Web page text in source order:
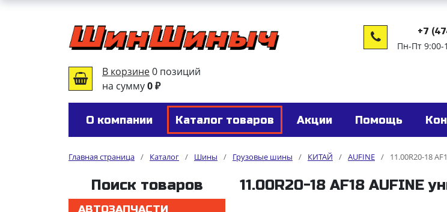
В корзине0 позиций
на сумму0 ₽
+7
Пн-Пт 9:00-
О компании Каталог товаров Акции Помощь
Главная страница / Каталог / Шины / Грузовые шины / КИТАЙ / AUFINE / 11.00R20-18
Поиск товаров
АВТОЗАПЧАСТИ
11.00R20-18 AF18 AUFINE